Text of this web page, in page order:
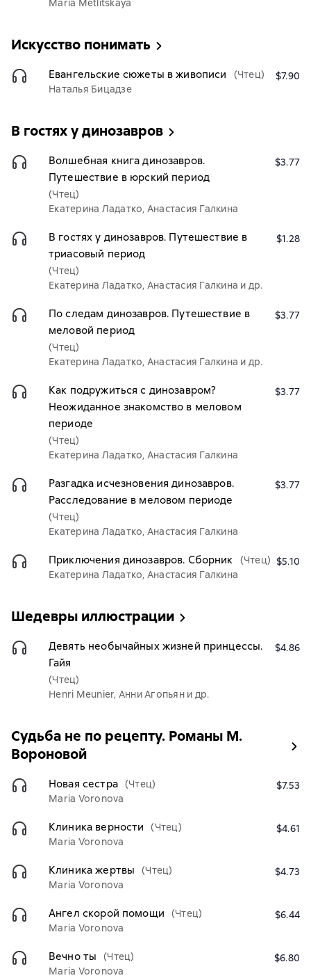
Maria Metlitskaya
Искусство понимать
Евангельские сюжеты в живописи
(Чтец)
Наталья Бицадзе
$7.90
В гостях у динозавров
Волшебная книга динозавров.
Путешествие в юрский период
(Чтец)
Екатерина Ладатко, Анастасия Галкина
$3.77
В гостях у динозавров. Путешествие в
триасовый период
(Чтец)
Екатерина Ладатко, Анастасия Галкина и др.
$1.28
По следам динозавров. Путешествие в
меловой период
(Чтец)
Екатерина Ладатко, Анастасия Галкина и др.
$3.77
Как подружиться с динозавром?
Неожиданное знакомство в меловом
периоде
(Чтец)
Екатерина Ладатко, Анастасия Галкина
$3.77
Разгадка исчезновения динозавров.
Расследование в меловом периоде
(Чтец)
Екатерина Ладатко, Анастасия Галкина
$3.77
Приключения динозавров. Сборник
(Чтец)
Екатерина Ладатко, Анастасия Галкина
$5.10
Шедевры иллюстрации
Девять необычайных жизней принцессы.
Гайя
(Чтец)
Henri Meunier, Анни Агопьян и др.
$4.86
Судьба не по рецепту. Романы М.
Вороновой
Новая сестра (Чтец)
Maria Voronova
$7.53
Клиника верности
(Чтец)
Maria Voronova
$4.61
Клиника жертвы
(Чтец)
Maria Voronova
$4.73
Ангел скорой помощи
(Чтец)
Maria Voronova
$6.44
Вечно ты
(Чтец)
Maria Voronova
$6.80